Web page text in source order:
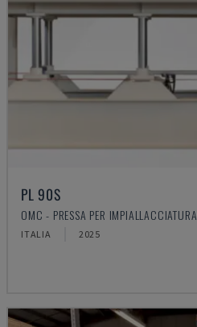
PL 90S
OMC - PRESSA PER IMPIALLACCIATURA
ITALIA 2025